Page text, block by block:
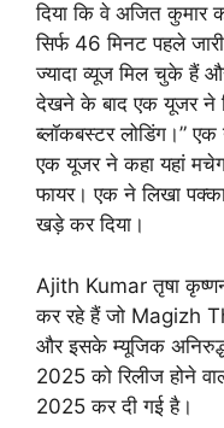
दिया कि वे अजित कुमार
सिर्फ 46 मिनट पहले
ज्यादा व्यूज मिल चुके हैं
देखने के बाद एक यूजर ने
ब्लॉकबस्टर लोडिंग।”
एक यूजर ने कहा यहां
फायर। एक ने लिखा
खड़े कर दिया।
Ajith Kumar तृषा
कर रहे हैं जो Magizh
और इसके म्यूजिक
2025 को रिलीज होने
2025 कर दी गई है।